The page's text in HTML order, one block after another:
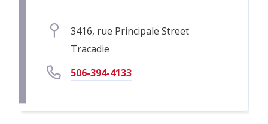
3416, rue Principale Street
Tracadie
506-394-4133